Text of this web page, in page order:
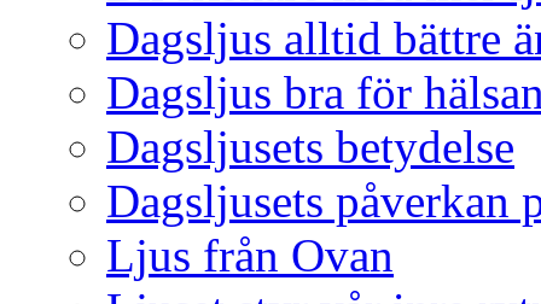
Dagsljus alltid bättre
Dagsljus bra för
Dagsljusets betydelse
Dagsljusets påverkan
Ljus från Ovan